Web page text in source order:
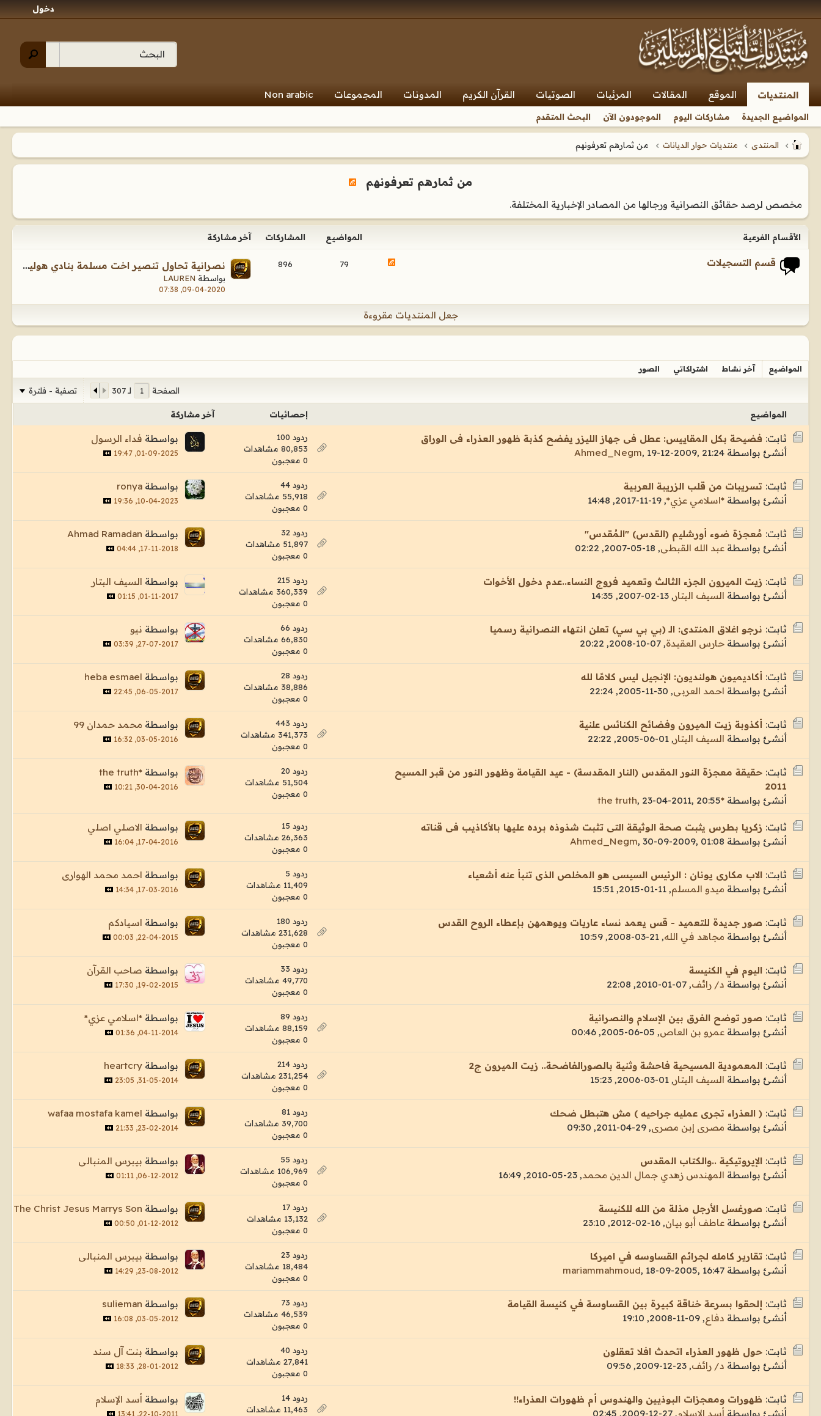
دخول
المنتديات الموقع المقالات المرئيات الصوتيات القرآن الكريم المدونات المجموعات Non arabic
المواضيع الجديدة مشاركات اليوم الموجودون الآن البحث المتقدم
المنتدى منتديات حوار الديانات من ثمارهم تعرفونهم
من ثمارهم تعرفونهم
مخصص لرصد حقائق النصرانية ورجالها من المصادر الإخبارية المختلفة.
الأقسام الفرعية المواضيع المشاركات آخر مشاركة
قسم التسجيلات 79
896 نصرانية تحاول تنصير اخت مسلمة بنادي هوليليدو بروكس
بواسطة LAUREN
09-04-2020, 07:38
جعل المنتديات مقروءة
المواضيع آخر نشاط اشتراكاتي الصور
الصفحة لـ307 تصفية - فلترة
المواضيع إحصائيات آخر مشاركة
ثابت: فضيحة بكل المقاييس: عطل فى جهاز الليزر يفضح كذبة ظهور العذراء فى الوراق
أنشئ بواسطة
Ahmed_Negm, 19-12-2009, 21:24
ردود 100
80,853 مشاهدات
0 معجبون
بواسطة فداء الرسول
01-09-2025, 19:47
ثابت: تسريبات من قلب الزريبة العربية
أنشئ بواسطة*اسلامي عزي*,
19-11-2017, 14:48
ردود 44
55,918 مشاهدات
0 معجبون
بواسطةronya
10-04-2023, 19:36
ثابت: مُعجزة ضوء أورشليم (القدس) "المُقدس"
أنشئ بواسطةعبد الله القبطى,
18-05-2007, 02:22
ردود 32
51,897 مشاهدات
0 معجبون
بواسطة Ahmad Ramadan
17-11-2018, 04:44
ثابت: زيت الميرون الجزء الثالث وتعميد فروج النساء..عدم دخول الأخوات
أنشئ بواسطة السيف البتار,
13-02-2007, 14:35
ردود 215
360,339 مشاهدات
0 معجبون
بواسطة السيف البتار
01-11-2017, 01:15
ثابت: نرجو اغلاق المنتدى: الـ (بي بي سي) تعلن انتهاء النصرانية رسميا
أنشئ بواسطةحارس العقيدة,
07-10-2008, 20:22
ردود 66
66,830 مشاهدات
0 معجبون
بواسطة نيو
27-07-2017, 03:39
ثابت: أكاديميون هولنديون: الإنجيل ليس كلامًا لله
أنشئ بواسطة احمد العربى,
30-11-2005, 22:24
ردود 28
38,886 مشاهدات
0 معجبون
بواسطة heba esmael
06-05-2017, 22:45
ثابت: أكذوبة زيت الميرون وفضائح الكنائس علنية
أنشئ بواسطة السيف البتار,
01-06-2005, 22:22
ردود 443
341,373 مشاهدات
0 معجبون
بواسطة محمد حمدان 99
03-05-2016, 16:32
ثابت: حقيقة معجزة النور المقدس (النار المقدسة) - عيد القيامة وظهور النور من قبر المسيح
2011
أنشئ بواسطة*the truth
, 23-04-2011, 20:55
ردود 20
51,504 مشاهدات
0 معجبون
بواسطة*the truth
30-04-2016, 10:21
ثابت: زكريا بطرس يثبت صحة الوثيقة التى تثبت شذوذه برده عليها بالأكاذيب فى قناته
أنشئ بواسطة
Ahmed_Negm, 30-09-2009, 01:08
ردود 15
26,363 مشاهدات
0 معجبون
بواسطة الاصلي اصلي
17-04-2016, 16:04
ثابت: الاب مكارى يونان : الرئيس السيسى هو المخلص الذى تنبأ عنه أشعياء
أنشئ بواسطة ميدو المسلم,
11-01-2015, 15:51
ردود 5
11,409 مشاهدات
0 معجبون
بواسطة احمد محمد الهوارى
17-03-2016, 14:34
ثابت: صور جديدة للتعميد - قس يعمد نساء عاريات ويوهمهن بإعطاء الروح القدس
أنشئ بواسطة مجاهد في الله,
21-03-2008, 10:59
ردود 180
231,628 مشاهدات
0 معجبون
بواسطة اسيادكم
22-04-2015, 00:03
ثابت: اليوم في الكنيسة
أنشئ بواسطة د/ رائف,
07-01-2010, 22:08
ردود 33
49,770 مشاهدات
0 معجبون
بواسطة صاحب القرآن
19-02-2015, 17:30
ثابت: صور توضح الفرق بين الإسلام والنصرانية
أنشئ بواسطةعمرو بن العاص,
05-06-2005, 00:46
ردود 89
88,159 مشاهدات
0 معجبون
بواسطة*اسلامي عزي*
04-11-2014, 01:36
ثابت: المعمودية المسيحية فاحشة وثنية بالصورالفاضحة.. زيت الميرون ج2
أنشئ بواسطة السيف البتار,
01-03-2006, 15:23
ردود 214
231,254 مشاهدات
0 معجبون
بواسطةheartcry
31-05-2014, 23:05
ثابت: ( العذراء تجرى عمليه جراحيه ) مش هتبطل ضحك
أنشئ بواسطة مصرى إبن مصرى,
29-04-2011, 09:30
ردود 81
39,700 مشاهدات
0 معجبون
بواسطة wafaa mostafa kamel
23-02-2014, 21:33
ثابت: الإيروتيكية ..والكتاب المقدس
أنشئ بواسطة المهندس زهدي جمال الدين محمد,
23-05-2010, 16:49
ردود 55
106,969 مشاهدات
0 معجبون
بواسطة بيبرس المنبالى
06-12-2012, 01:11
ثابت: صورغسل الأرجل مذلة من الله للكنيسة
أنشئ بواسطةعاطف أبو بيان,
16-02-2012, 23:10
ردود 17
13,132 مشاهدات
0 معجبون
بواسطة The Christ Jesus Marrys Son
01-12-2012, 00:50
ثابت: تقارير كامله لجرائم القساوسه في اميركا
أنشئ بواسطة
mariammahmoud, 18-09-2005, 16:47
ردود 23
18,484 مشاهدات
0 معجبون
بواسطة بيبرس المنبالى
23-08-2012, 14:29
ثابت: إلحقوا بسرعة خناقة كبيرة بين القساوسة في كنيسة القيامة
أنشئ بواسطة دفاع,
09-11-2008, 19:10
ردود 73
46,539 مشاهدات
0 معجبون
بواسطة sulieman
03-05-2012, 16:08
ثابت: حول ظهور العذراء اتحدث افلا تعقلون
أنشئ بواسطة د/ رائف,
23-12-2009, 09:56
ردود 40
27,841 مشاهدات
0 معجبون
بواسطة بنت آل سند
28-01-2012, 18:33
ثابت: ظهورات ومعجزات البوذيين والهندوس أم ظهورات العذراء!!
أنشئ بواسطة أسد الإسلام,
27-12-2009, 02:45
ردود 14
11,463 مشاهدات
بواسطة أسد الإسلام
22-10-2011, 13:41